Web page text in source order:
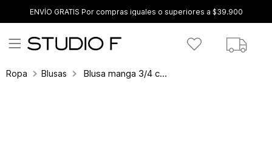
ENVÍO GRATIS Por compras iguales o superiores a $39.900
Ropa Blusas Blusa manga 3/4 con escote entorchado